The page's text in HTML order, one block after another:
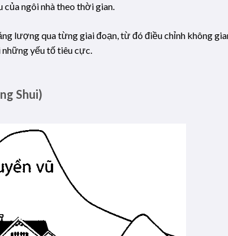
ngôi nhà theo thời gian.
lượng qua từng giai đoạn, từ đó điều chỉnh không
yếu tố tiêu cực.
Shui)